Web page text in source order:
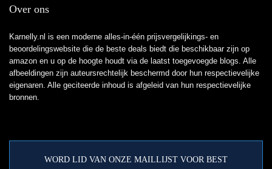
Over ons
Karnelly.nl is een moderne alles-in-één prijsvergelijkings- en
beoordelingswebsite die de beste deals biedt die beschikbaar zijn op
amazon en u op de hoogte houdt via de laatst toegevoegde blogs. Alle
afbeeldingen zijn auteursrechtelijk beschermd door hun respectievelijke
eigenaren. Alle geciteerde inhoud is afgeleid van hun respectievelijke
bronnen.
WORD LID VAN ONZE MAILLIJST VOOR BEST